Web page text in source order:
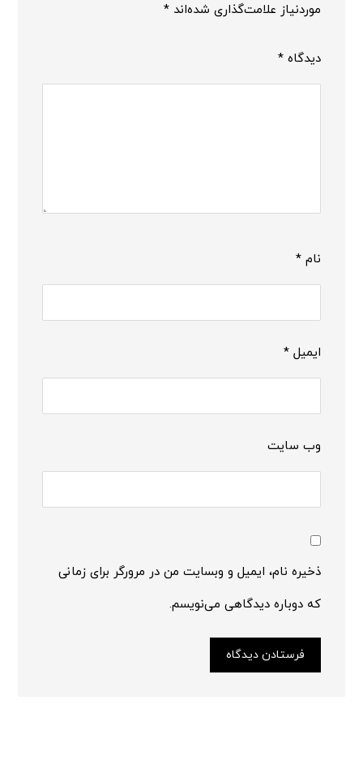
موردنیاز علامت‌گذاری شده‌اند*
دیدگاه*
نام*
ایمیل*
وب‌ سایت
ذخیره نام، ایمیل و وبسایت من در مرورگر برای زمانی
که دوباره دیدگاهی می‌نویسم.
فرستادن دیدگاه